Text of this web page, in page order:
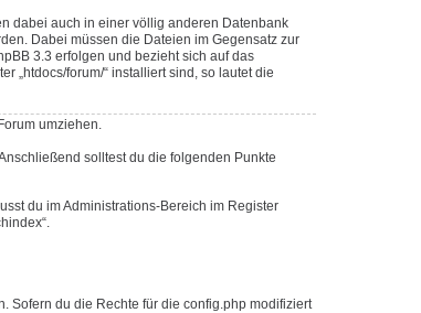
dabei auch in einer völlig anderen Datenbank
Dabei müssen die Dateien im Gegensatz zur
3.3 erfolgen und bezieht sich auf das
„htdocs/forum/“ installiert sind, so lautet die
umziehen.
solltest du die folgenden Punkte
du im Administrations-Bereich im Register
Sofern du die Rechte für die config.php modifiziert